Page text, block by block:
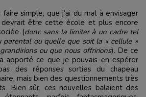
faire simple, que j’ai du mal à envisager
être cette école et plus encore
(donc sans la limiter à un cadre tel
parental ou quelle que soit la « cellule »
ou que nous offririons). De ce
apporté ce que je pouvais en espérer
des réponses sorties du chapeau
mais bien des questionnements très
Bien sûr, ces nouvelles balaient des